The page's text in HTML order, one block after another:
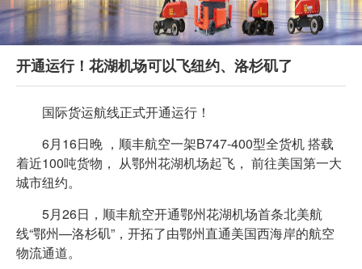
开通运行！花湖机场可以飞纽约、洛杉矶了
国际货运航线正式开通运行！
6月16日晚 ，顺丰航空一架B747-400型全货机 搭载
着近100吨货物， 从鄂州花湖机场起飞， 前往美国第一大
城市纽约。
5月26日，顺丰航空开通鄂州花湖机场首条北美航
线“鄂州—洛杉矶”，开拓了由鄂州直通美国西海岸的航空
物流通道。